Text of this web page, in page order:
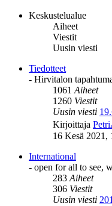
Keskustelualue
Aiheet
Viestit
Uusin viesti
Tiedotteet
- Hirvitalon
1061 Aiheet
1260 Viestit
Uusin viesti
Kirjoittaja
16 Kesä 2021,
International
- open for all to see,
283 Aiheet
306 Viestit
Uusin viesti